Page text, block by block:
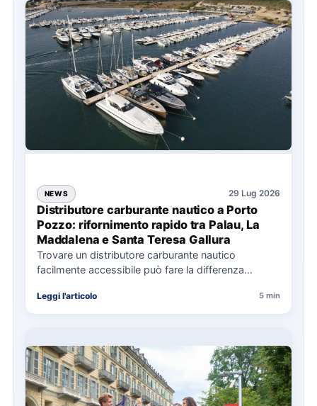
NEWS 29 Lug 2026
Distributore carburante nautico a Porto
Pozzo: rifornimento rapido tra Palau, La
Maddalena e Santa Teresa Gallura
Trovare un distributore carburante nautico
facilmente accessibile può fare la differenza
soprattutto…
Leggi l'articolo 5 min